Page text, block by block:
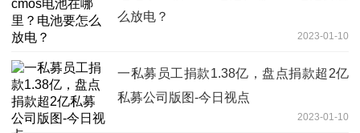
么放电？
2023-01-10
一私募员工捐款1.38亿，盘点捐款超2亿
私募公司版图-今日视点
2023-01-10